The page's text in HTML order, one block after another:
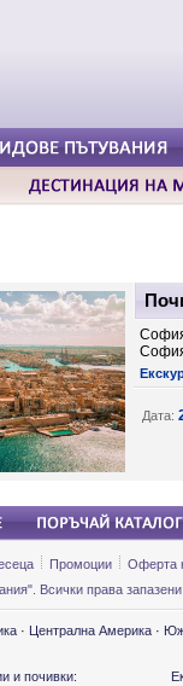
Дата:
Промоции
Оферта
Всички права
· Централна Америка ·
и почивки: